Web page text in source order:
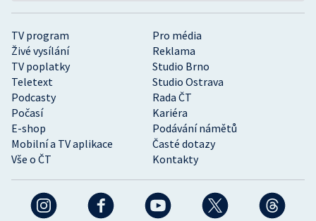
TV program
Pro média
Živé vysílání
Reklama
TV poplatky
Studio Brno
Teletext
Studio Ostrava
Podcasty
Rada ČT
Počasí
Kariéra
E-shop
Podávání námětů
Mobilní a TV aplikace
Časté dotazy
Vše o ČT
Kontakty